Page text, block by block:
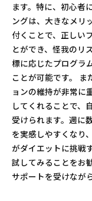
ます。特に、初心者
ングは、大きなメリ
付くことで、正しい
とができ、怪我のリ
標に応じたプログラ
ことが可能です。
ョンの維持が非常に
してくれることで、
受けられます。週に
を実感しやすくなり
がダイエットに挑戦
試してみることをお
サポートを受けなが